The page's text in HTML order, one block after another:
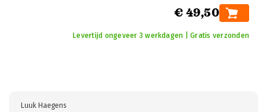
€ 49,50
Levertijd ongeveer 3 werkdagen | Gratis verzonden
Luuk Haegens